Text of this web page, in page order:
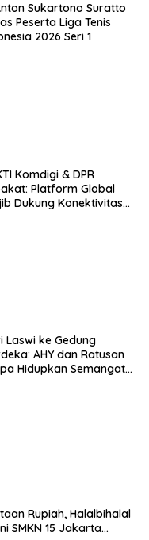
Sukartono Suratto
Peserta Liga Tenis
2026 Seri 1
Komdigi & DPR
Platform Global
Dukung Konektivitas
Laswi ke Gedung
AHY dan Ratusan
Hidupkan Semangat
Rupiah, Halalbihalal
SMKN 15 Jakarta